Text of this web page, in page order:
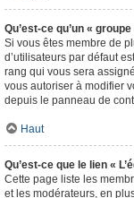
Qu’est-ce qu’un «
Si vous êtes membre de
d’utilisateurs par défaut
rang qui vous sera
vous autoriser à modifier
depuis le panneau de
Haut
Qu’est-ce que le lien «
Cette page liste les
et les modérateurs, en